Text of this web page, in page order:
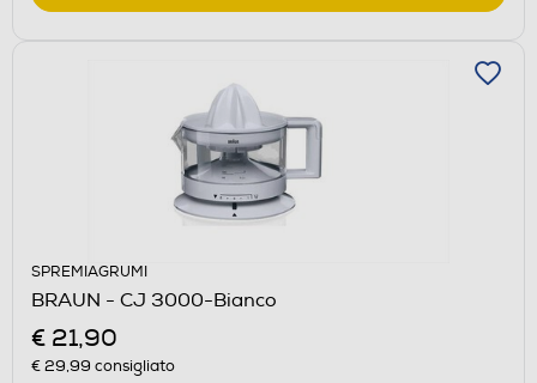
SPREMIAGRUMI
BRAUN - CJ 3000-Bianco
€ 21,90
€ 29,99 consigliato